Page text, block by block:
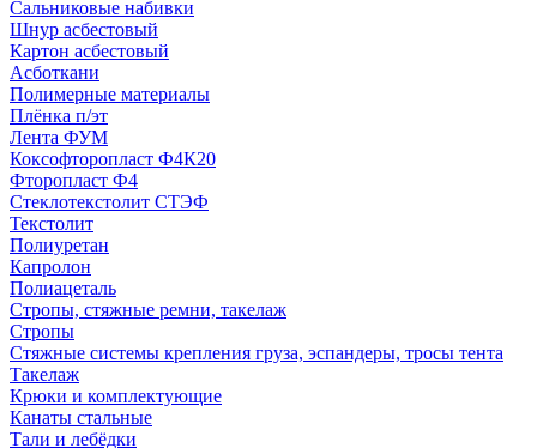
Сальниковые набивки
Шнур асбестовый
Картон асбестовый
Асботкани
Полимерные материалы
Плёнка п/эт
Лента ФУМ
Коксофторопласт Ф4К20
Фторопласт Ф4
Стеклотекстолит СТЭФ
Текстолит
Полиуретан
Капролон
Полиацеталь
Стропы, стяжные ремни, такелаж
Стропы
Стяжные системы крепления груза, эспандеры, тросы тента
Такелаж
Крюки и комплектующие
Канаты стальные
Тали и лебёдки